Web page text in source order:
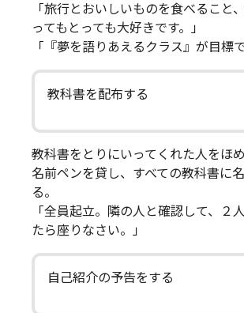
「旅行とおいしいものを食べること
ってもとっても大好きです。」
「『夢を語りあえるクラス』が目標で
教科書を配布する
教科書をとりにいってくれた人をほめ
名前ペンを貸し、すべての教科書に
る。
「全員起立。隣の人と確認して、２
たら座りなさい。」
自己紹介の予告をする